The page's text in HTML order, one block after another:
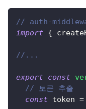
// auth-
import {
//...
export const
// 토큰 추출
const token =